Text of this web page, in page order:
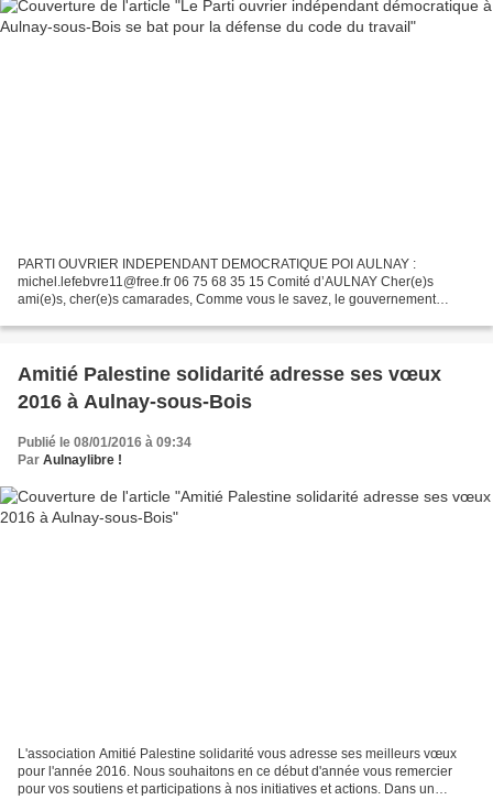
PARTI OUVRIER INDEPENDANT DEMOCRATIQUE POI AULNAY :
michel.lefebvre11@free.fr 06 75 68 35 15 Comité d’AULNAY Cher(e)s
ami(e)s, cher(e)s camarades, Comme vous le savez, le gouvernement
Amitié Palestine solidarité adresse ses vœux
2016 à Aulnay-sous-Bois
Publié le 08/01/2016 à 09:34
Par Aulnaylibre !
L'association Amitié Palestine solidarité vous adresse ses meilleurs vœux
pour l'année 2016. Nous souhaitons en ce début d'année vous remercier
pour vos soutiens et participations à nos initiatives et actions. Dans un